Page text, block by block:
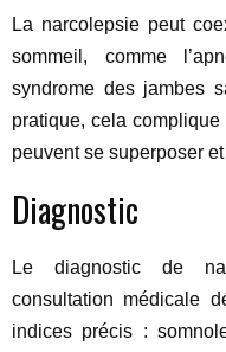
La narcolepsie peut
sommeil, comme
syndrome des jambes
pratique, cela
peuvent se superposer
Diagnostic
Le diagnostic de
consultation médicale
indices précis :